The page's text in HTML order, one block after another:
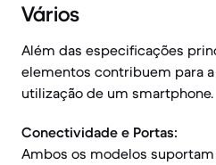
Vários
Além das especificações
elementos contribuem para
utilização de um smartphone.
Conectividade e Portas:
Ambos os modelos